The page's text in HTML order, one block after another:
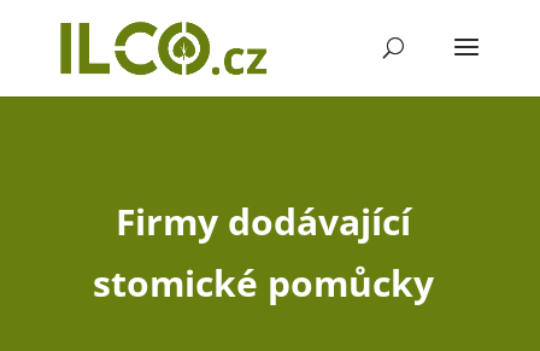
Firmy dodávající
stomické pomůcky